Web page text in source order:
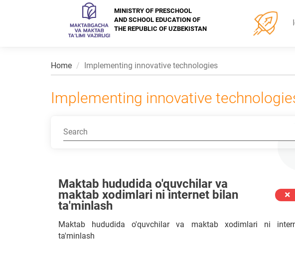
MINISTRY OF PRESCHOOL
AND SCHOOL EDUCATION OF
THE REPUBLIC OF UZBEKISTAN
Home Implementing innovative technologies
Implementing innovative
Maktab hududida o'quvchilar va
maktab xodimlari ni internet bilan
ta'minlash
Maktab hududida o'quvchilar va maktab xodimlari ni
ta'minlash